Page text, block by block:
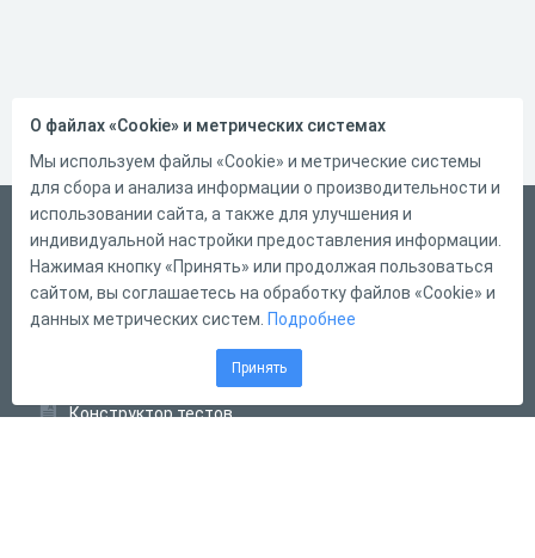
Русский
Справка
Форма обратной связи
Конструктор тестов
О файлах «Cookie» и метрических системах
Мы используем файлы «Cookie» и метрические системы
для сбора и анализа информации о производительности и
использовании сайта, а также для улучшения и
индивидуальной настройки предоставления информации.
Нажимая кнопку «Принять» или продолжая пользоваться
сайтом, вы соглашаетесь на обработку файлов «Cookie» и
данных метрических систем. Подробнее
Принять